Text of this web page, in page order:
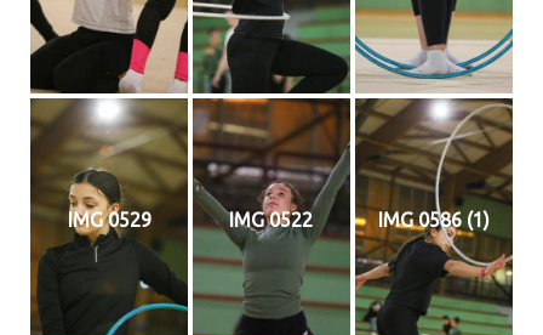
IMG 0529 IMG 0522 IMG 0586 (1)